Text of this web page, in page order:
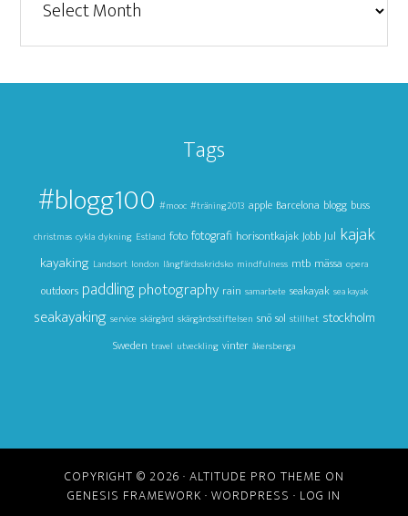
Tags
#blogg100 #mooc #träning2013 apple Barcelona blogg buss
christmas cykla dykning Estland foto fotografi horisontkajak Jobb Jul kajak
kayaking Landsort london långfärdsskridsko mindfulness mtb mässa opera
outdoors paddlingphotography rain samarbete seakayak sea kayak
seakayaking service skärgård skärgårdsstiftelsen snö sol stillhet stockholm
Sweden travel utveckling vinter åkersberga
COPYRIGHT © 2026 · ALTITUDE PRO THEME ON
GENESIS FRAMEWORK · WORDPRESS · LOG IN